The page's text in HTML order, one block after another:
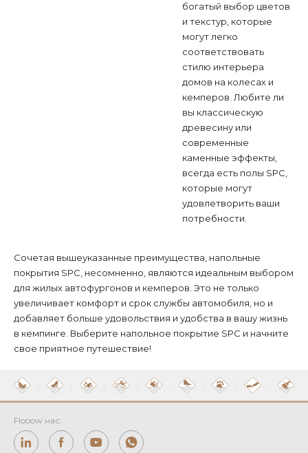
богатый выбор цветов
и текстур, которые
могут легко
соответствовать
стилю интерьера
домов на колесах и
кемперов. Любите ли
вы классическую
древесину или
современные
каменные эффекты,
всегда есть полы SPC,
которые могут
удовлетворить ваши
потребности.
Сочетая вышеуказанные преимущества, напольные
покрытия SPC, несомненно, являются идеальным выбором
для жилых автофургонов и кемперов. Это не только
увеличивает комфорт и срок службы автомобиля, но и
добавляет больше удовольствия и удобства в вашу жизнь
в кемпинге. Выберите напольное покрытие SPC и начните
свое приятное путешествие!
Flooow нас: